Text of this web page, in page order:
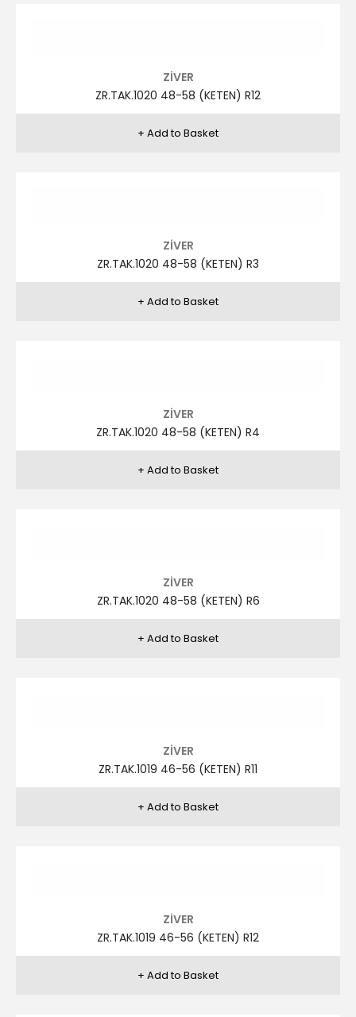
ZİVER
ZR.TAK.1019 46-56 (KETEN) R15
ZİVER
ZR.TAK.1019 46-56 (KETEN) R16
ZİVER
ZR.TAK.1019 46-56 (KETEN) R3
ZİVER
ZR.TAK.1019 46-56 (KETEN) R4
ZİVER
ZR.TAK.1019 46-56 (KETEN) R5
ZİVER
ZR.TAK.1019 46-56 (KETEN) R8